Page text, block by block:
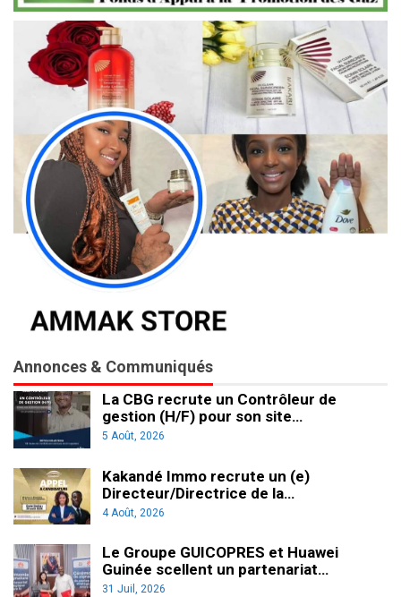
Annonces & Communiqués
La CBG recrute un Contrôleur de
gestion (H/F) pour son site…
5 Août, 2026
Kakandé Immo recrute un (e)
Directeur/Directrice de la…
4 Août, 2026
Le Groupe GUICOPRES et Huawei
Guinée scellent un partenariat…
31 Juil, 2026